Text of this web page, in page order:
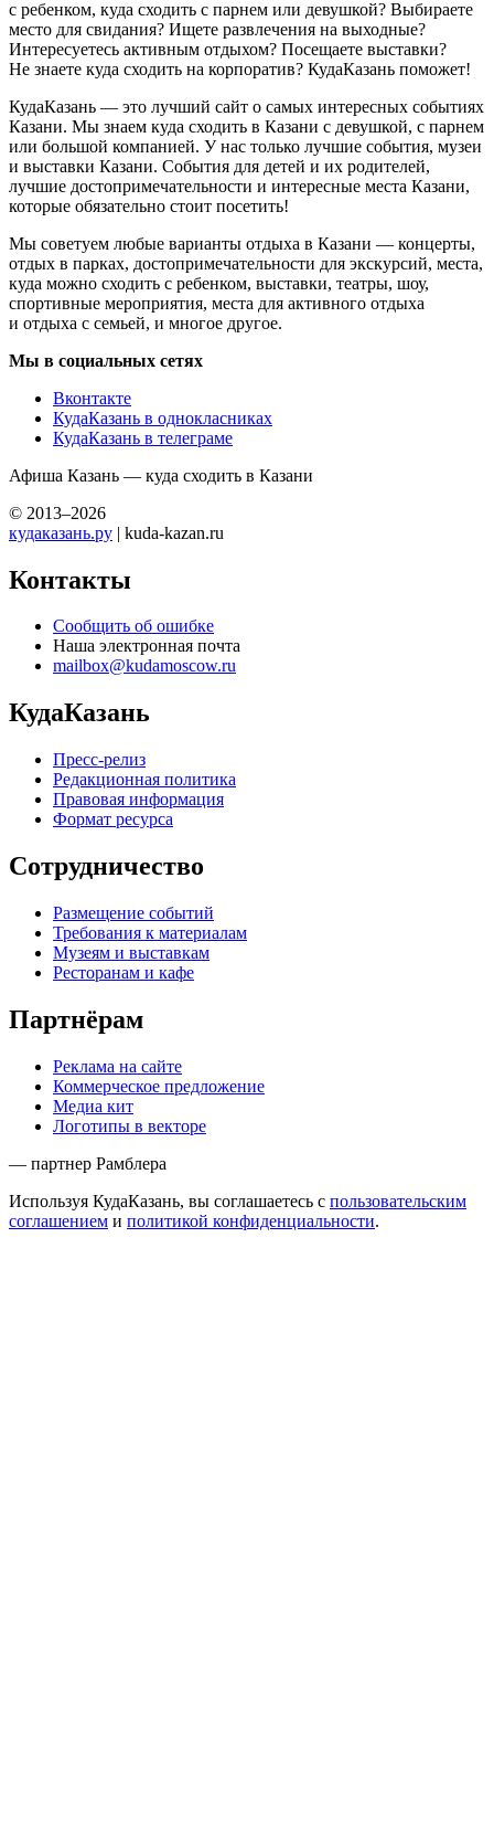
с ребенком, куда сходить с парнем или девушкой? Выбираете
место для свидания? Ищете развлечения на выходные?
Интересуетесь активным отдыхом? Посещаете выставки?
Не знаете куда сходить на корпоратив? КудаКазань поможет!
КудаКазань — это лучший сайт о самых интересных событиях
Казани. Мы знаем куда сходить в Казани с девушкой, с парнем
или большой компанией. У нас только лучшие события, музеи
и выставки Казани. События для детей и их родителей,
лучшие достопримечательности и интересные места Казани,
которые обязательно стоит посетить!
Мы советуем любые варианты отдыха в Казани — концерты,
отдых в парках, достопримечательности для экскурсий, места,
куда можно сходить с ребенком, выставки, театры, шоу,
спортивные мероприятия, места для активного отдыха
и отдыха с семьей, и многое другое.
Мы в социальных сетях
Вконтакте
КудаКазань в однокласниках
КудаКазань в телеграме
Афиша Казань — куда сходить в Казани
© 2013–2026
кудаказань.ру | kuda-kazan.ru
Контакты
Сообщить об ошибке
Наша электронная почта
mailbox@kudamoscow.ru
КудаКазань
Пресс-релиз
Редакционная политика
Правовая информация
Формат ресурса
Сотрудничество
Размещение событий
Требования к материалам
Музеям и выставкам
Ресторанам и кафе
Партнёрам
Реклама на сайте
Коммерческое предложение
Медиа кит
Логотипы в векторе
— партнер Рамблера
Используя КудаКазань, вы соглашаетесь с пользовательским
соглашением и политикой конфиденциальности.